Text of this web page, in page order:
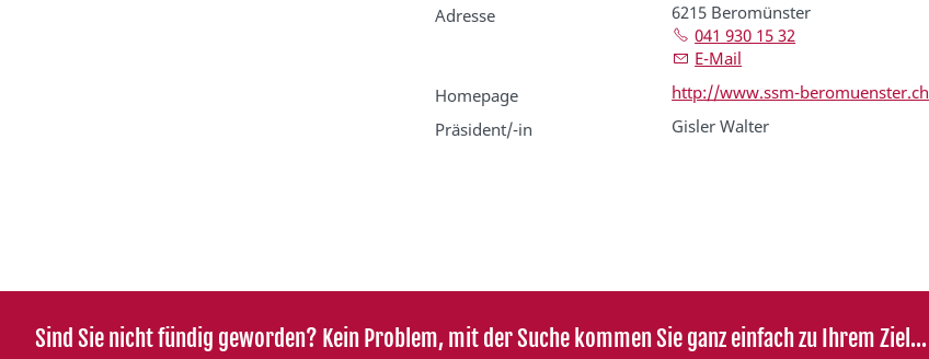
Adresse
6215 Beromünster
041 930 15 32
E-Mail
Homepage
http://www.ssm-beromuenster.ch
Präsident/-in
Gisler Walter
Sind Sie nicht fündig geworden? Kein Problem, mit der Suche kommen Sie ganz einfach zu Ihrem Ziel...